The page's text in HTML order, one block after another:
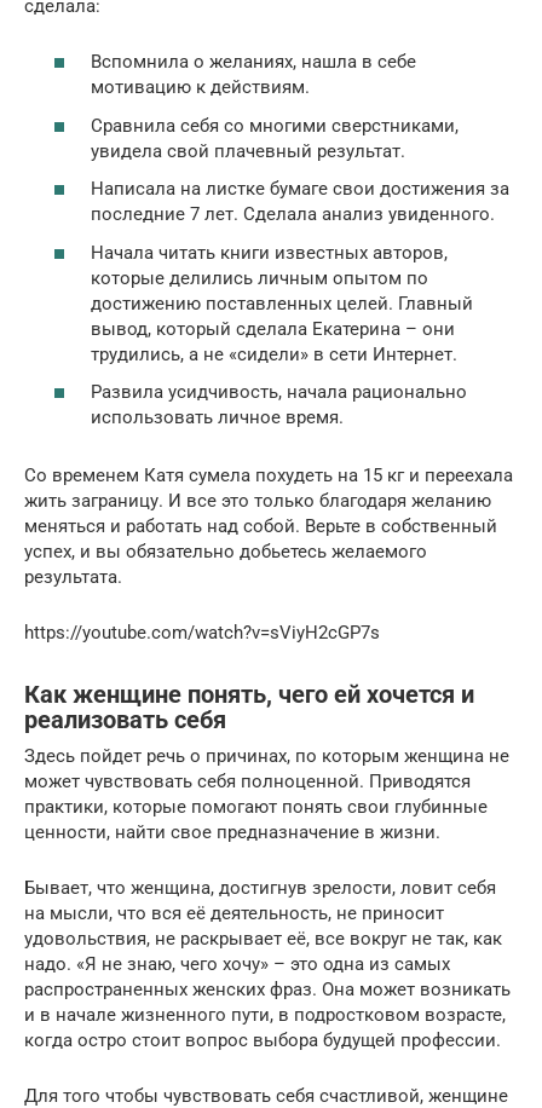
сделала:
Вспомнила о желаниях, нашла в себе
мотивацию к действиям.
Сравнила себя со многими сверстниками,
увидела свой плачевный результат.
Написала на листке бумаге свои достижения за
последние 7 лет. Сделала анализ увиденного.
Начала читать книги известных авторов,
которые делились личным опытом по
достижению поставленных целей. Главный
вывод, который сделала Екатерина – они
трудились, а не «сидели» в сети Интернет.
Развила усидчивость, начала рационально
использовать личное время.
Со временем Катя сумела похудеть на 15 кг и переехала
жить заграницу. И все это только благодаря желанию
меняться и работать над собой. Верьте в собственный
успех, и вы обязательно добьетесь желаемого
результата.
https://youtube.com/watch?v=sViyH2cGP7s
Как женщине понять, чего ей хочется и
реализовать себя
Здесь пойдет речь о причинах, по которым женщина не
может чувствовать себя полноценной. Приводятся
практики, которые помогают понять свои глубинные
ценности, найти свое предназначение в жизни.
Бывает, что женщина, достигнув зрелости, ловит себя
на мысли, что вся её деятельность, не приносит
удовольствия, не раскрывает её, все вокруг не так, как
надо. «Я не знаю, чего хочу» – это одна из самых
распространенных женских фраз. Она может возникать
и в начале жизненного пути, в подростковом возрасте,
когда остро стоит вопрос выбора будущей профессии.
Для того чтобы чувствовать себя счастливой, женщине